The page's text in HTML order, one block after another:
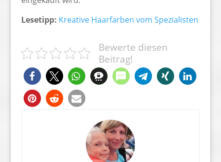
Lesetipp: Kreative Haarfarben vom Spezialisten
Bewerte diesen
Beitrag!